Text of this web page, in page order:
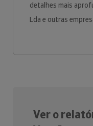
detalhes mais
Lda e outras
Ver o